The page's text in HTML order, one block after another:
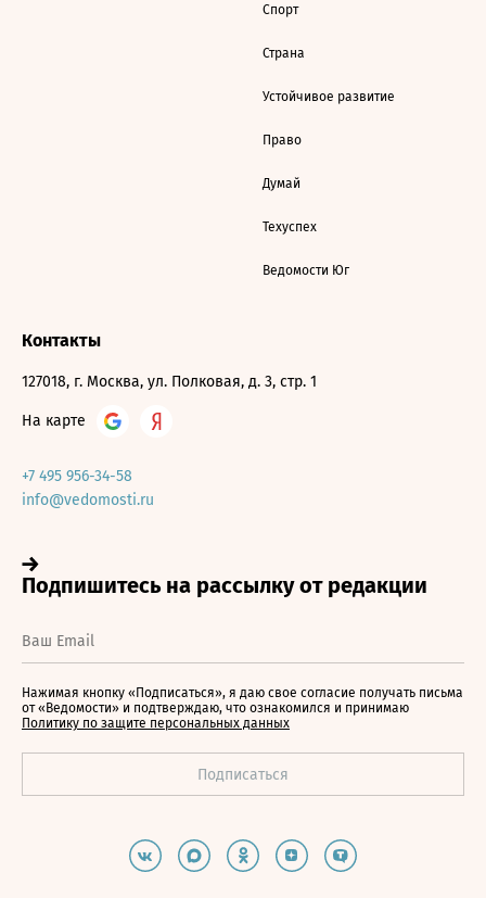
Спорт
Страна
Устойчивое развитие
Право
Думай
Техуспех
Ведомости Юг
Контакты
127018, г. Москва, ул. Полковая, д. 3, стр. 1
На карте
+7 495 956-34-58
info@vedomosti.ru
Нажимая кнопку «Подписаться», я даю свое согласие получать письма
от «Ведомости» и подтверждаю, что ознакомился и принимаю
Политику по защите персональных данных